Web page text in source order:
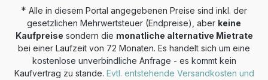
* Alle in diesem Portal angegebenen Preise sind inkl. der
gesetzlichen Mehrwertsteuer (Endpreise), aber keine
Kaufpreise sondern die monatliche alternative Mietrate
bei einer Laufzeit von 72 Monaten. Es handelt sich um eine
kostenlose unverbindliche Anfrage - es kommt kein
Kaufvertrag zu stande. Evtl. entstehende Versandkosten und